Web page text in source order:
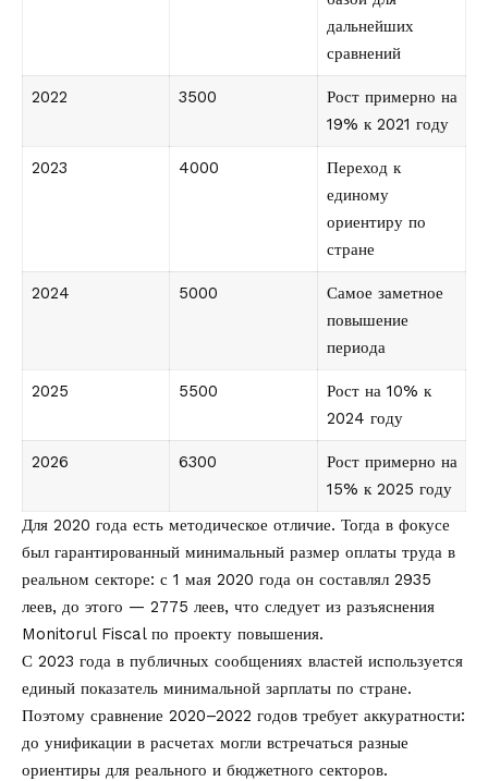
дальнейших
сравнений
2022 3500
Рост примерно на
19% к 2021 году
2023 4000
Переход к
единому
ориентиру по
стране
2024 5000
Самое заметное
повышение
периода
2025 5500
Рост на 10% к
2024 году
2026 6300
Рост примерно на
15% к 2025 году
Для 2020 года есть методическое отличие. Тогда в фокусе
был гарантированный минимальный размер оплаты труда в
реальном секторе: с 1 мая 2020 года он составлял 2935
леев, до этого — 2775 леев, что следует из разъяснения
Monitorul Fiscal по проекту повышения.
С 2023 года в публичных сообщениях властей используется
единый показатель минимальной зарплаты по стране.
Поэтому сравнение 2020–2022 годов требует аккуратности:
до унификации в расчетах могли встречаться разные
ориентиры для реального и бюджетного секторов.